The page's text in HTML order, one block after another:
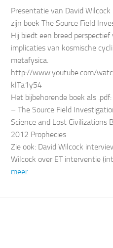
Presentatie van David
zijn boek The Source Field
Hij biedt een breed perspectief
implicaties van kosmische
metafysica.
http://www.youtube.com/
klTa1y54
Het bijbehorende boek als
– The Source Field
Science and Lost Civilizations
2012 Prophecies
Zie ook: David Wilcock
Wilcock over ET interventie
meer